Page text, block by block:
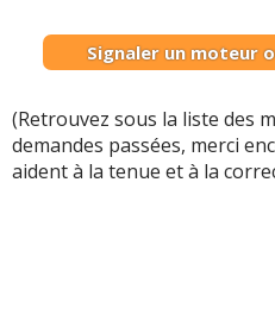
Signaler un moteur
(Retrouvez sous la liste des
demandes passées, merci
aident à la tenue et à la